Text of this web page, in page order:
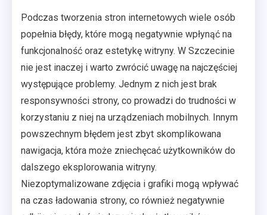
Podczas tworzenia stron internetowych wiele osób
popełnia błędy, które mogą negatywnie wpłynąć na
funkcjonalność oraz estetykę witryny. W Szczecinie
nie jest inaczej i warto zwrócić uwagę na najczęściej
występujące problemy. Jednym z nich jest brak
responsywności strony, co prowadzi do trudności w
korzystaniu z niej na urządzeniach mobilnych. Innym
powszechnym błędem jest zbyt skomplikowana
nawigacja, która może zniechęcać użytkowników do
dalszego eksplorowania witryny.
Niezoptymalizowane zdjęcia i grafiki mogą wpływać
na czas ładowania strony, co również negatywnie